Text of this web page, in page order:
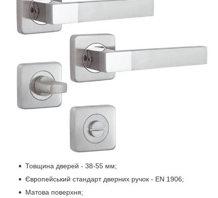
Товщина дверей - 38-55 мм;
Європейський стандарт дверних ручок - EN 1906;
Матова поверхня;